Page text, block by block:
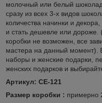
молочный или белый
сразу из всех 3-х видов
количества начинки и
и стать дешевле или дороже.
коробки не возможен, все
мастера на данный момент).
наборы и женские подарки,
женских подарков и
Артикул: СЕ-121
Размер коробки : примерно